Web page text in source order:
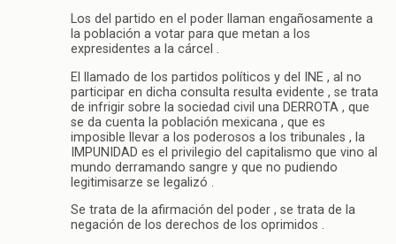
Los del partido en el poder llaman engañosamente a
la población a votar para que metan a los
expresidentes a la cárcel .
El llamado de los partidos políticos y del INE , al no
participar en dicha consulta resulta evidente , se trata
de infrigir sobre la sociedad civil una DERROTA , que
se da cuenta la población mexicana , que es
imposible llevar a los poderosos a los tribunales , la
IMPUNIDAD es el privilegio del capitalismo que vino al
mundo derramando sangre y que no pudiendo
legitimisarze se legalizó .
Se trata de la afirmación del poder , se trata de la
negación de los derechos de los oprimidos .